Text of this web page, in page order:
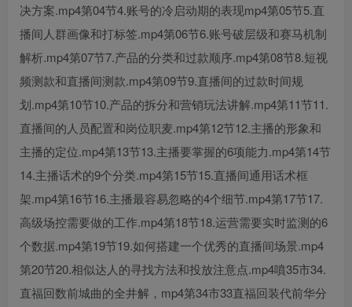
决方案.mp4第04节4.账号的冷启动期的表现mp4第05节5.直
播间人群画像和打标签.mp4第06节6.账号破层级和赛马机制
解析.mp4第07节7.产品的分类和过款顺序.mp4第08节8.短视
频测款和直播间测款.mp4第09节9.直播间的过款时间规
划.mp4第10节10.产品的拆分和营销玩法讲解.mp4第11节11.
直播间的人员配置和岗位职麦.mp4第12节12.主播的形象和
主播的定位.mp4第13节13.主播要掌握的6项能力.mp4第14节
14.主播话术的9个分类.mp4第15节15.直播间通用话术框
架.mp4第16节16.主播最容易忽略的4个细节.mp4第17节17.
高级场控需要做的工作.mp4第18节18.运营需要实时监测的6
个数据.mp4第19节19.如何搭建一个优秀的直播间场景.mp4
第20节20.相似达人的寻找方法和投放注意点.mp4噴35市34.
直福回数前城曲的全井解，mp4第34市33直福回装代前华分